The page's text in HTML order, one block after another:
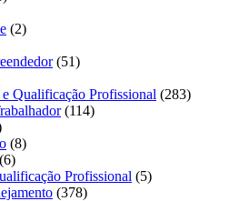
(2)
(51)
Qualificação Profissional (283)
(114)
(8)
(6)
Profissional (5)
(378)